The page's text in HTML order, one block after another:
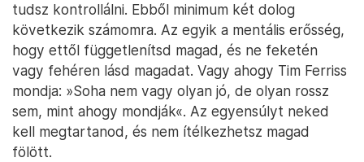
tudsz kontrollálni. Ebből minimum két dolog
következik számomra. Az egyik a mentális erősség,
hogy ettől függetlenítsd magad, és ne feketén
vagy fehéren lásd magadat. Vagy ahogy Tim Ferriss
mondja: »Soha nem vagy olyan jó, de olyan rossz
sem, mint ahogy mondják«. Az egyensúlyt neked
kell megtartanod, és nem ítélkezhetsz magad
fölött.